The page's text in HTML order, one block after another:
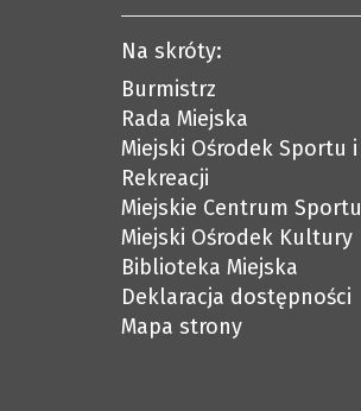
Na skróty:
Burmistrz
Rada Miejska
Miejski Ośrodek Sportu i
Rekreacji
Miejskie Centrum Sportu
Miejski Ośrodek Kultury
Biblioteka Miejska
Deklaracja dostępności
Mapa strony